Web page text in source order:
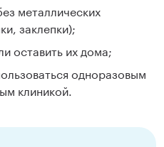
металлических
заклепки);
оставить их дома;
одноразовым
клиникой.